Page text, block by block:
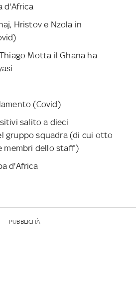
d'Africa
Hristov e Nzola in
Motta il Ghana ha
(Covid)
salito a dieci
gruppo squadra (di cui otto
membri dello staff)
d'Africa
PUBBLICITÀ